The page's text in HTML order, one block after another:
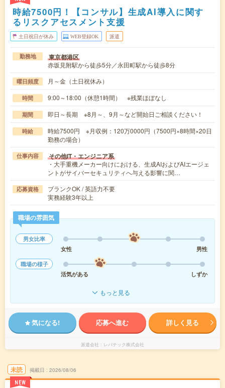
時給7500円！【コンサル】生成AI導入に関す
るリスクアセスメント支援
土日祝日が休み WEB登録OK 派遣
勤務地 東京都港区
赤坂見附駅から徒歩5分／永田町駅から徒歩8分
曜日頻度 月～金（土日祝休み）
時間 9:00～18:00（休憩1時間） ※残業ほぼなし
期間 即日～長期 ※8月～、9月～など開始日ご相談ください！
時給
時給7500円 ※月収例：120万0000円（7500円×8時間×20日
勤務の場合）
仕事内容 その他IT・エンジニア系
・大手重機メーカー向けにおける、生成AIおよびAIエージェ
ントがサイバーセキュリティへ与える影響に関…
応募資格
ブランクOK / 英語力不要
実務経験3年以上
職場の雰囲気
男女比率
女性
男性
職場の様子
活気がある
しずか
もっと見る
気になる! 応募へ進む 詳しく見る
派遣会社 レバテック株式会社
未読
NEW
掲載日 2026/08/06